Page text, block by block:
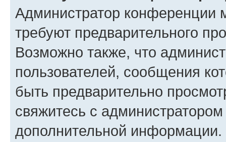
Администратор конференции
требуют предварительного
Возможно также, что
пользователей, сообщения
быть предварительно
свяжитесь с
дополнительной информации.